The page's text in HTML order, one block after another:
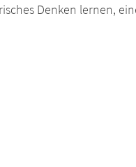
Denken lernen,